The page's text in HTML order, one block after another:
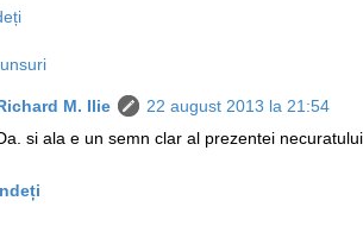
M. Ilie
22 august 2013 la 21:54
si ala e un semn clar al prezentei necuratului.